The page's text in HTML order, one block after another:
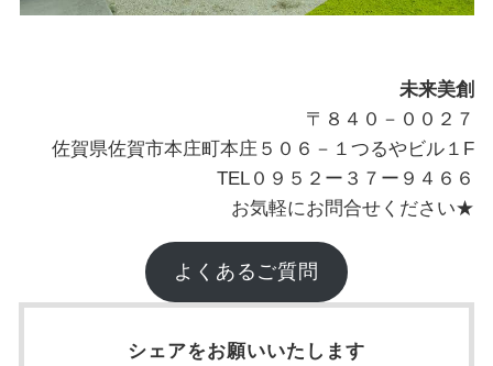
未来美創
〒８４０－００２７
佐賀県佐賀市本庄町本庄５０６－１つるやビル１F
TEL０９５２ー３７ー９４６６
お気軽にお問合せください★
よくあるご質問
シェアをお願いいたします